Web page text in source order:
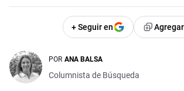
+ Seguir en
POR ANA BALSA
Columnista de Búsqueda